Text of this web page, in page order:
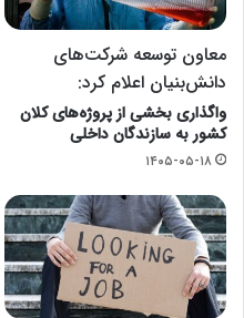
معاون توسعه شرکت‌های
دانش‌بنیان اعلام کرد:
واگذاری بخشی از پروژه‌های کلان
کشور به سازندگان داخلی
۱۴۰۵-۰۵-۱۸